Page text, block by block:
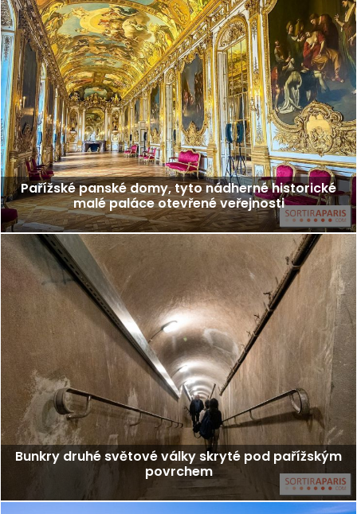
Pařížské panské domy, tyto nádherné historické
malé paláce otevřené veřejnosti
Bunkry druhé světové války skryté pod pařížským
povrchem